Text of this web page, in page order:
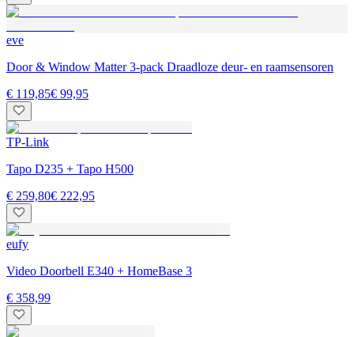
eve
Door & Window Matter 3-pack Draadloze deur- en raamsensoren
€ 119,85€ 99,95
TP-Link
Tapo D235 + Tapo H500
€ 259,80€ 222,95
eufy
Video Doorbell E340 + HomeBase 3
€ 358,99